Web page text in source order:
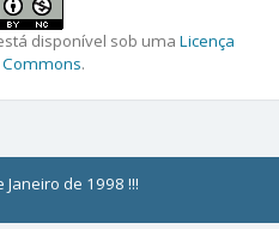
disponível sob uma Licença
.
de 1998 !!!